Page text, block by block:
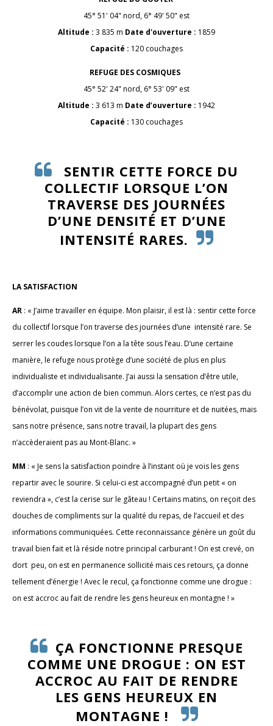
45° 51' 04" nord, 6° 49' 50" est
Altitude : 3 835 m Date d'ouverture : 1859
Capacité : 120 couchages
REFUGE DES COSMIQUES
45° 52' 24" nord, 6° 53' 09" est
Altitude : 3 613 m Date d’ouverture : 1942
Capacité : 130 couchages
SENTIR CETTE FORCE DU
COLLECTIF LORSQUE L’ON
TRAVERSE DES JOURNÉES
D’UNE DENSITÉ ET D’UNE
INTENSITÉ RARES.
LA SATISFACTION
AR : « J’aime travailler en équipe. Mon plaisir, il est là : sentir cette force
du collectif lorsque l’on traverse des journées d’une intensité rare. Se
serrer les coudes lorsque l’on a la tête sous l’eau. D’une certaine
manière, le refuge nous protège d’une société de plus en plus
individualiste et individualisante. J’ai aussi la sensation d’être utile,
d’accomplir une action de bien commun. Alors certes, ce n’est pas du
bénévolat, puisque l’on vit de la vente de nourriture et de nuitées, mais
sans notre présence, sans notre travail, la plupart des gens
n’accèderaient pas au Mont-Blanc. »
MM : « Je sens la satisfaction poindre à l’instant où je vois les gens
repartir avec le sourire. Si celui-ci est accompagné d’un petit « on
reviendra », c’est la cerise sur le gâteau ! Certains matins, on reçoit des
douches de compliments sur la qualité du repas, de l’accueil et des
informations communiquées. Cette reconnaissance génère un goût du
travail bien fait et là réside notre principal carburant ! On est crevé, on
dort peu, on est en permanence sollicité mais ces retours, ça donne
tellement d’énergie ! Avec le recul, ça fonctionne comme une drogue :
on est accroc au fait de rendre les gens heureux en montagne ! »
ÇA FONCTIONNE PRESQUE
COMME UNE DROGUE : ON EST
ACCROC AU FAIT DE RENDRE
LES GENS HEUREUX EN
MONTAGNE !